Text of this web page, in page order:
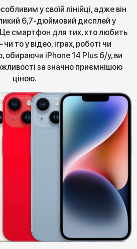
у своїй лінійці, адже він
6,7-дюймовий дисплей у
смартфон для тих, хто любить
то у відео, іграх, роботі чи
обираючи iPhone 14 Plus б/у, ви
за значно приємнішою
ціною.